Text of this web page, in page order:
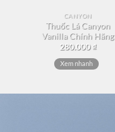
CANYON
Thuốc Lá Canyon
Vanilla Chính Hãng
280.000₫
Xem nhanh